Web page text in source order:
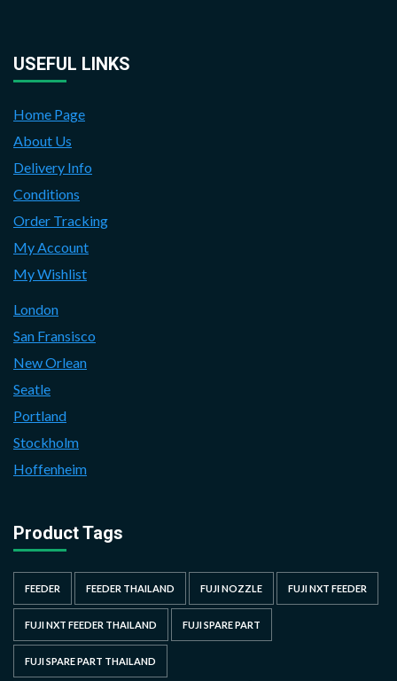
USEFUL LINKS
Home Page
About Us
Delivery Info
Conditions
Order Tracking
My Account
My Wishlist
London
San Fransisco
New Orlean
Seatle
Portland
Stockholm
Hoffenheim
Product Tags
FEEDER FEEDER THAILAND FUJI NOZZLE FUJI NXT FEEDER
FUJI NXT FEEDER THAILAND FUJI SPARE PART
FUJI SPARE PART THAILAND